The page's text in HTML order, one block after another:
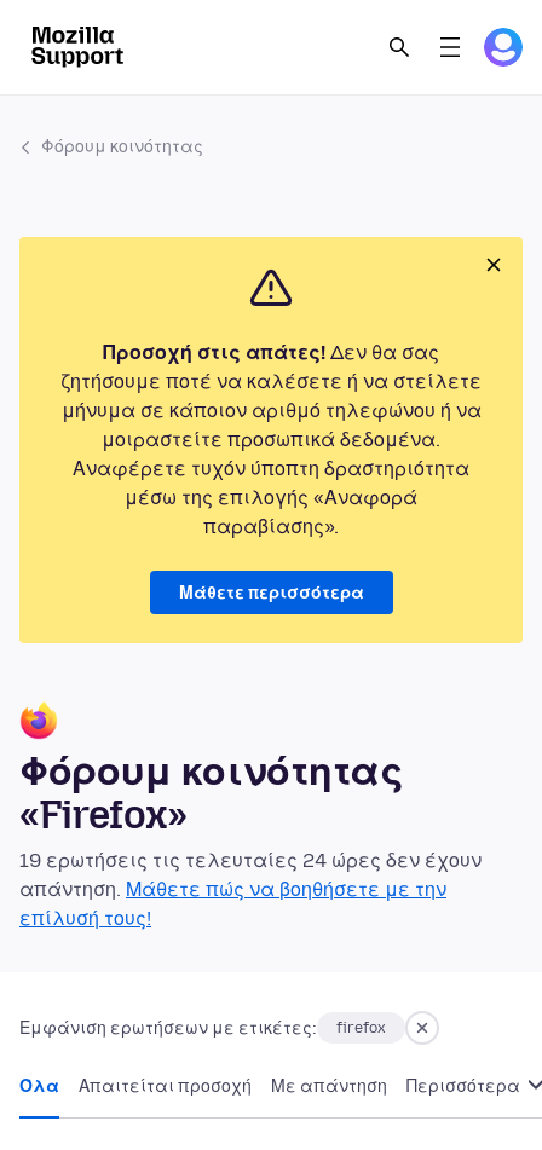
Φόρουμ κοινότητας
Προσοχή στις απάτες! Δεν θα σας
ζητήσουμε ποτέ να καλέσετε ή να στείλετε
μήνυμα σε κάποιον αριθμό τηλεφώνου ή να
μοιραστείτε προσωπικά δεδομένα.
Αναφέρετε τυχόν ύποπτη δραστηριότητα
μέσω της επιλογής «Αναφορά
παραβίασης».
Μάθετε περισσότερα
Φόρουμ κοινότητας
«Firefox»
19 ερωτήσεις τις τελευταίες 24 ώρες δεν έχουν
απάντηση. Μάθετε πώς να βοηθήσετε με την
επίλυσή τους!
Εμφάνιση ερωτήσεων με ετικέτες: firefox
Όλα Απαιτείται προσοχή Με απάντηση Περισσότερα